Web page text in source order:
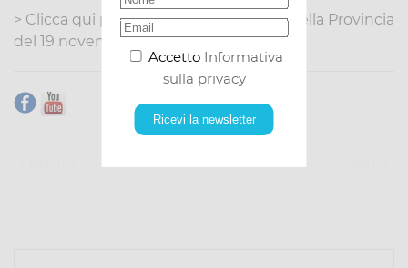
Accetto Informativa
sulla privacy
Ricevi la newsletter
> Clicca qui per il comunicato stampa della Provincia
del 19 novembre